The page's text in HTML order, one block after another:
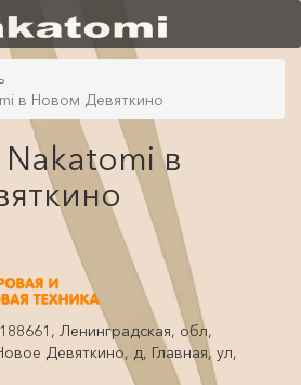
в Новом Девяткино
Nakatomi в
Ленинградская, обл,
Девяткино, д, Главная, ул,